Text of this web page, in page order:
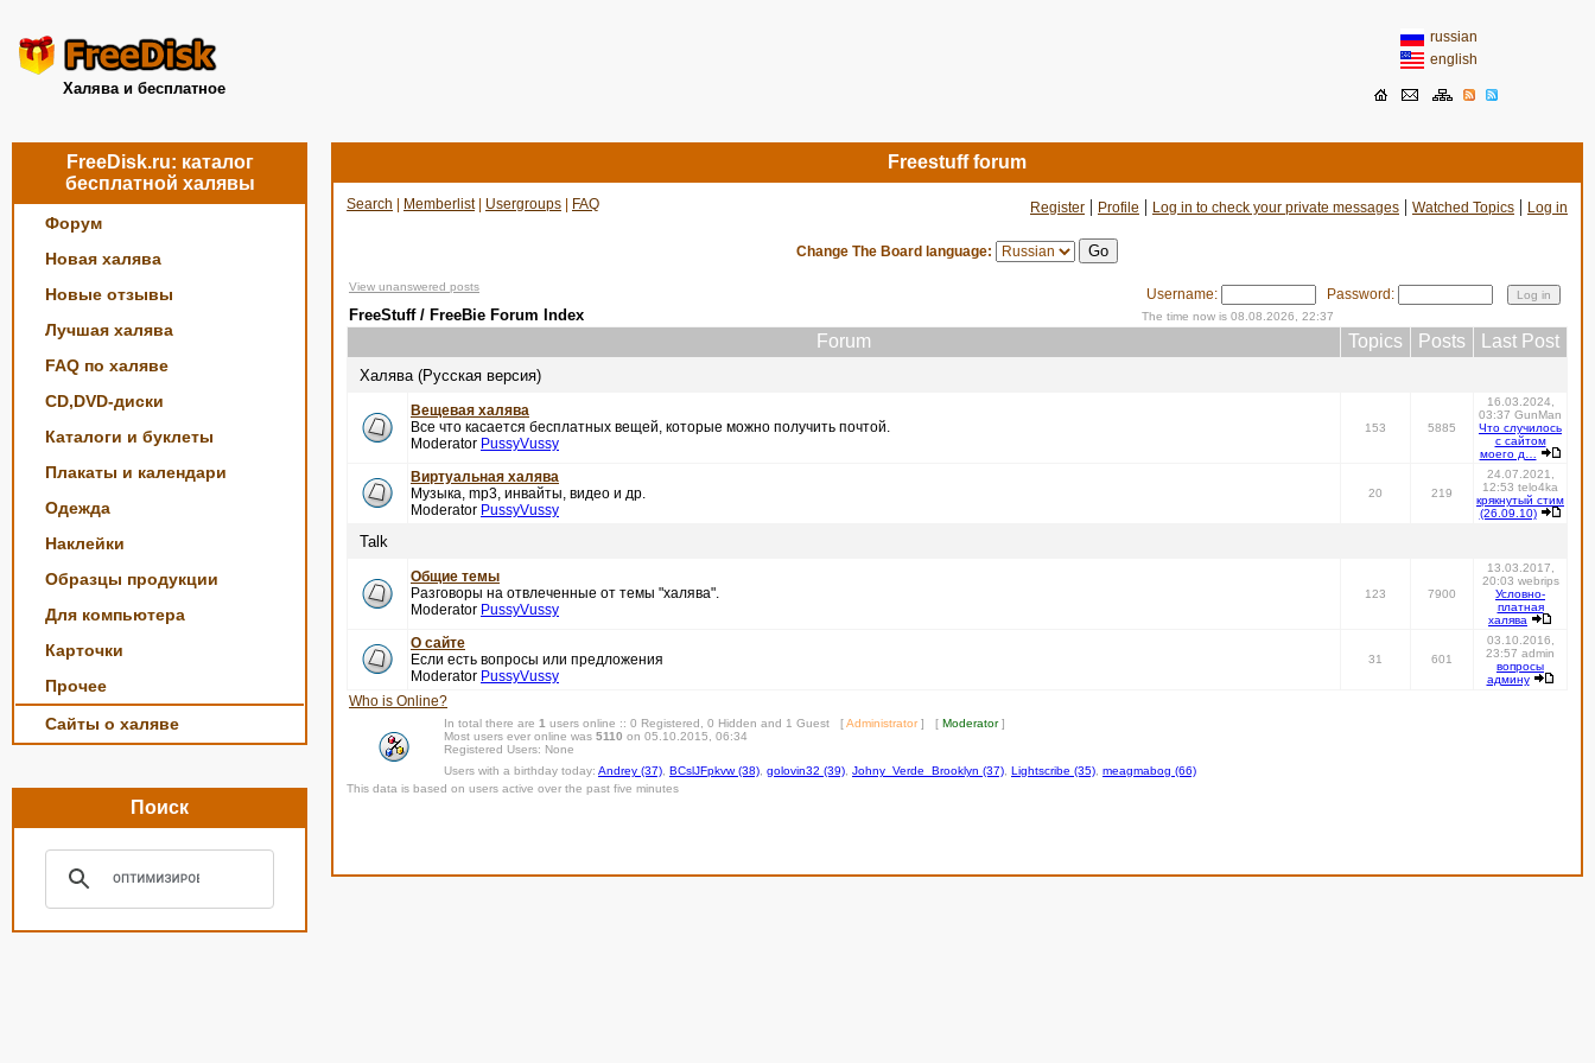
Халява и бесплатное
russian
english
FreeDisk.ru: каталог
бесплатной халявы
Форум
Новая халява
Новые отзывы
Лучшая халява
FAQ по халяве
CD,DVD-диски
Каталоги и буклеты
Плакаты и календари
Одежда
Наклейки
Образцы продукции
Для компьютера
Карточки
Прочее
Сайты о халяве
Поиск
Freestuff forum
Search Memberlist| Usergroups FAQ Register | Profile | Log in to check your private messages | Watched Topics | Log in
Change The Board language:
View unanswered posts
FreeStuff / FreeBie Forum Index
Username: Password:
The time now is 08.08.2026, 22:37
Forum Topics Posts Last Post
Халява (Русская версия)
Вещевая халява
Все что касается бесплатных вещей, которые можно получить почтой.
Moderator PussyVussy
153 5885
16.03.2024,
03:37 GunMan
Что случилось
с сайтом
моего д…
Виртуальная халява
Музыка, mp3, инвайты, видео и др.
Moderator PussyVussy
20 219
24.07.2021,
12:53 telo4ka
крякнутый стим
(26.09.10)
Talk
Общие темы
Разговоры на отвлеченные от темы "халява".
Moderator PussyVussy
123 7900
13.03.2017,
20:03 webrips
Условно-
платная
халява
О сайте
Если есть вопросы или предложения
Moderator PussyVussy
31 601
03.10.2016,
23:57 admin
вопросы
админу
Who is Online?
In total there are 1 users online :: 0 Registered, 0 Hidden and 1 Guest [Administrator] [ Moderator]
Most users ever online was 5110 on 05.10.2015, 06:34
Registered Users: None
Users with a birthday today: Andrey (37) BCslJFpkvw (38) golovin32 (39) Johny_Verde_Brooklyn (37) Lightscribe (35) meagmabog (66)
This data is based on users active over the past five minutes